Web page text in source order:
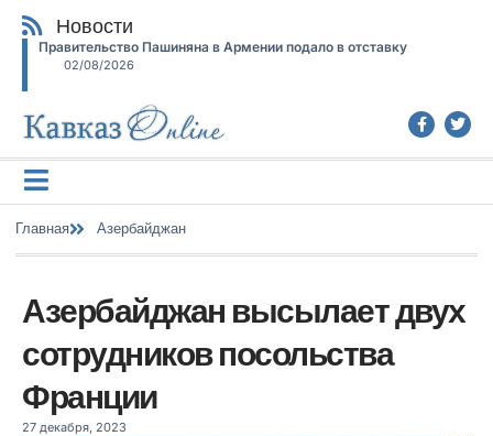
Новости
Правительство Пашиняна в Армении подало в отставку
02/08/2026
Главная Азербайджан
Азербайджан высылает двух
сотрудников посольства
Франции
27 декабря, 2023